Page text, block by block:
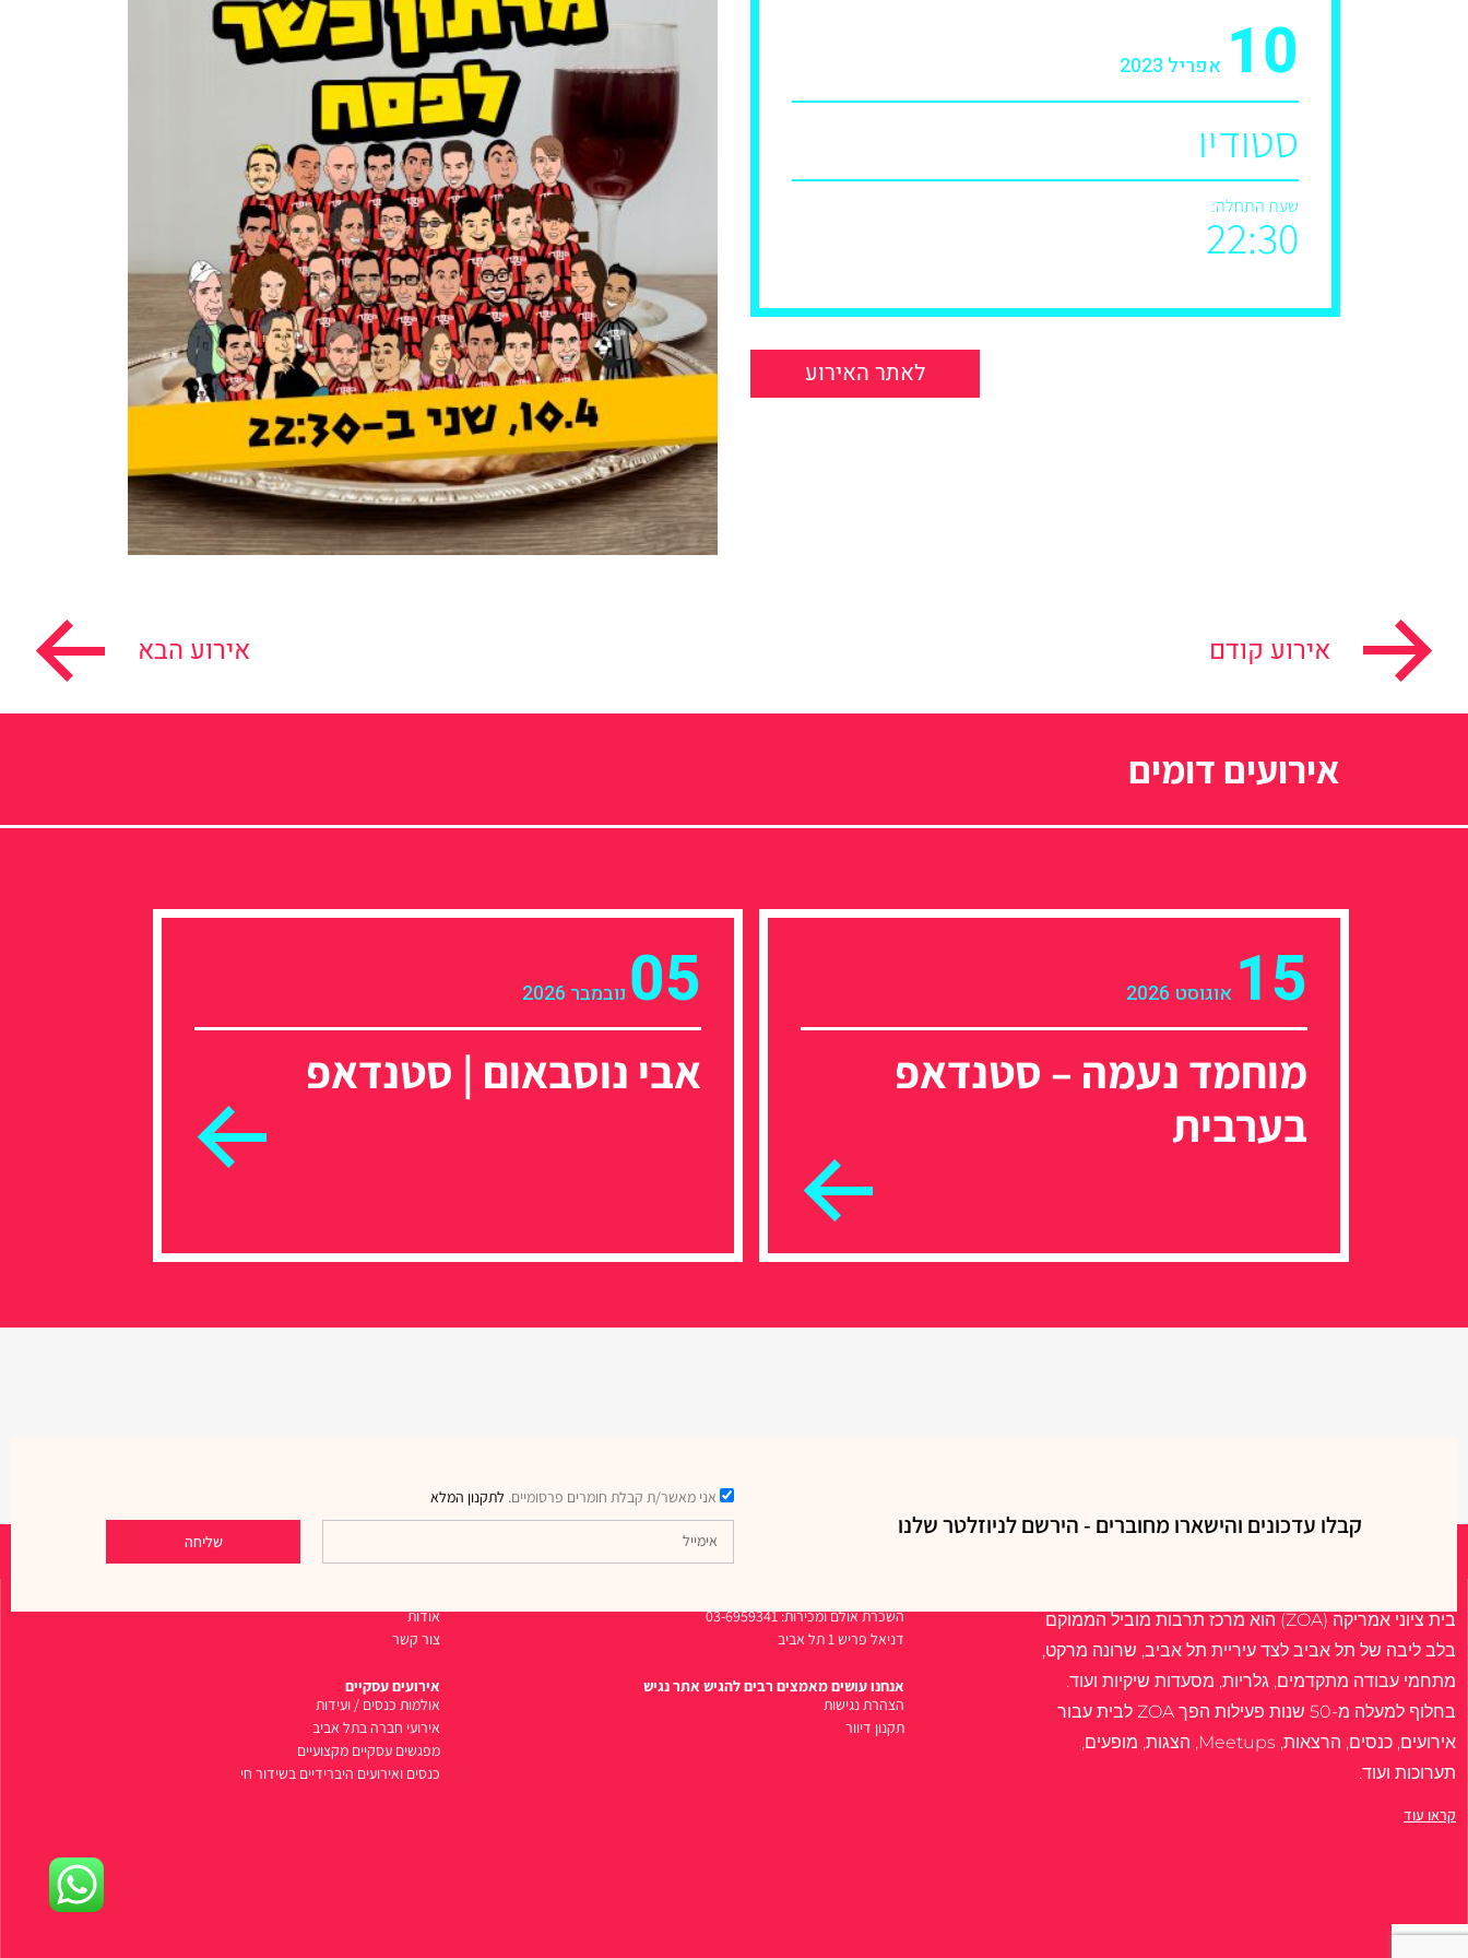
10 אפריל 2023
סטודיו
שעת התחלה:
22:30
לאתר האירוע
אירוע קודם אירוע הבא
אירועים דומים
15 אוגוסט 2026
מוחמד נעמה – סטנדאפ
בערבית
05 נובמבר 2026
אבי נוסבאום | סטנדאפ
קבלו עדכונים והישארו מחוברים - הירשם לניוזלטר שלנו
אני מאשר/ת קבלת חומרים פרסומיים. לתקנון המלא
שליחה
בית ציוני אמריקה (ZOA) הוא מרכז תרבות מוביל הממוקם
בלב ליבה של תל אביב לצד עיריית תל אביב, שרונה מרקט,
מתחמי עבודה מתקדמים, גלריות, מסעדות שיקיות ועוד.
בחלוף למעלה מ-50 שנות פעילות הפך ZOA לבית עבור
אירועים, כנסים, הרצאות, Meetups, הצגות, מופעים,
תערוכות ועוד.
קראו עוד
השכרת אולם ומכירות: 03-6959341
דניאל פריש 1 תל אביב
אנחנו עושים מאמצים רבים להגיש אתר נגיש
הצהרת נגישות
תקנון דיוור
אודות
צור קשר
אירועים עסקיים
אולמות כנסים / ועידות
אירועי חברה בתל אביב
מפגשים עסקיים מקצועיים
כנסים ואירועים היברידיים בשידור חי